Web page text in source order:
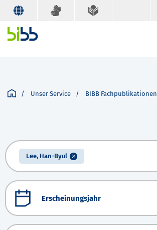
Unser Service BIBB Fachpublikationen
Lee, Han-Byul
Erscheinungsjahr